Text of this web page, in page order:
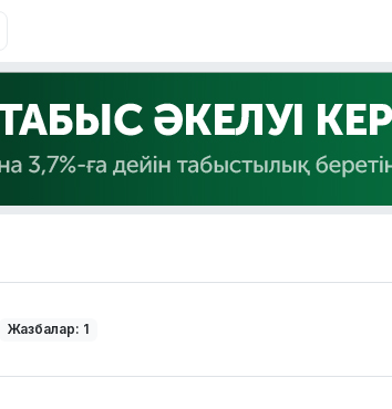
Жазбалар: 1